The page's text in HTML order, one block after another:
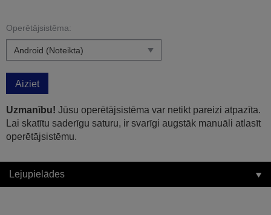
Operētājsistēma:
Aiziet
Uzmanību! Jūsu operētājsistēma var netikt pareizi atpazīta.
Lai skatītu saderīgu saturu, ir svarīgi augstāk manuāli atlasīt
operētājsistēmu.
Lejupielādes